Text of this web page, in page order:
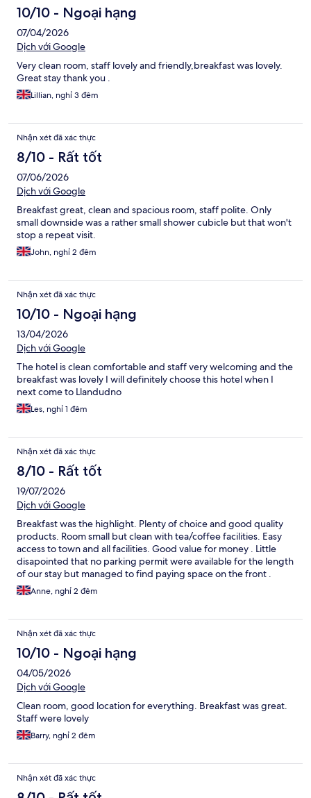
10/10 - Ngoại hạng
07/04/2026
Dịch với Google
Very clean room, staff lovely and friendly,breakfast was lovely.
Great stay thank you .
Lillian, nghỉ 3 đêm
Nhận xét đã xác thực
8/10 - Rất tốt
07/06/2026
Dịch với Google
Breakfast great, clean and spacious room, staff polite. Only
small downside was a rather small shower cubicle but that won't
stop a repeat visit.
John, nghỉ 2 đêm
Nhận xét đã xác thực
10/10 - Ngoại hạng
13/04/2026
Dịch với Google
The hotel is clean comfortable and staff very welcoming and the
breakfast was lovely I will definitely choose this hotel when I
next come to Llandudno
Les, nghỉ 1 đêm
Nhận xét đã xác thực
8/10 - Rất tốt
19/07/2026
Dịch với Google
Breakfast was the highlight. Plenty of choice and good quality
products. Room small but clean with tea/coffee facilities. Easy
access to town and all facilities. Good value for money . Little
disapointed that no parking permit were available for the length
of our stay but managed to find paying space on the front .
Anne, nghỉ 2 đêm
Nhận xét đã xác thực
10/10 - Ngoại hạng
04/05/2026
Dịch với Google
Clean room, good location for everything. Breakfast was great.
Staff were lovely
Barry, nghỉ 2 đêm
Nhận xét đã xác thực